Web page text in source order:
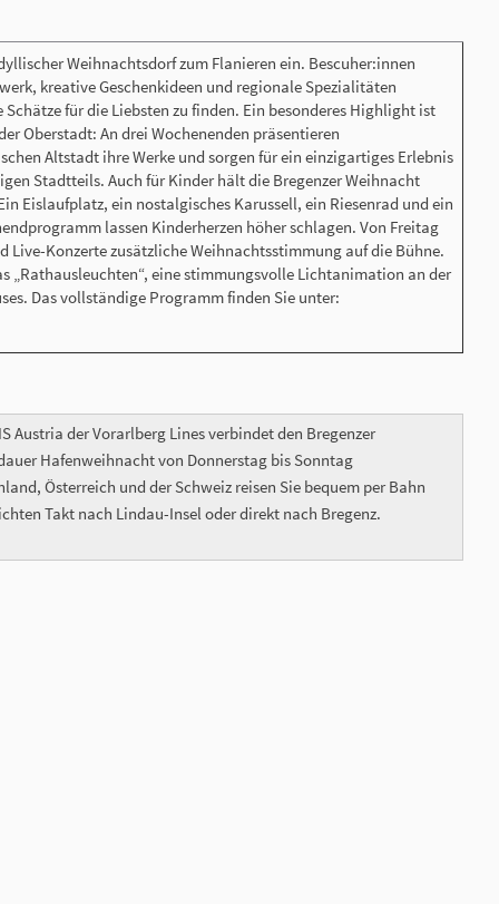
Weihnachtsdorf zum Flanieren ein. Bescuher:innen
kreative Geschenkideen und regionale Spezialitäten
für die Liebsten zu finden. Ein besonderes Highlight ist
Oberstadt: An drei Wochenenden präsentieren
Altstadt ihre Werke und sorgen für ein einzigartiges Erlebnis
Stadtteils. Auch für Kinder hält die Bregenzer Weihnacht
Eislaufplatz, ein nostalgisches Karussell, ein Riesenrad und ein
lassen Kinderherzen höher schlagen. Von Freitag
Live-Konzerte zusätzliche Weihnachtsstimmung auf die Bühne.
„Rathausleuchten“, eine stimmungsvolle Lichtanimation an der
Das vollständige Programm finden Sie unter:
Austria der Vorarlberg Lines verbindet den Bregenzer
Hafenweihnacht von Donnerstag bis Sonntag
Österreich und der Schweiz reisen Sie bequem per Bahn
Takt nach Lindau-Insel oder direkt nach Bregenz.